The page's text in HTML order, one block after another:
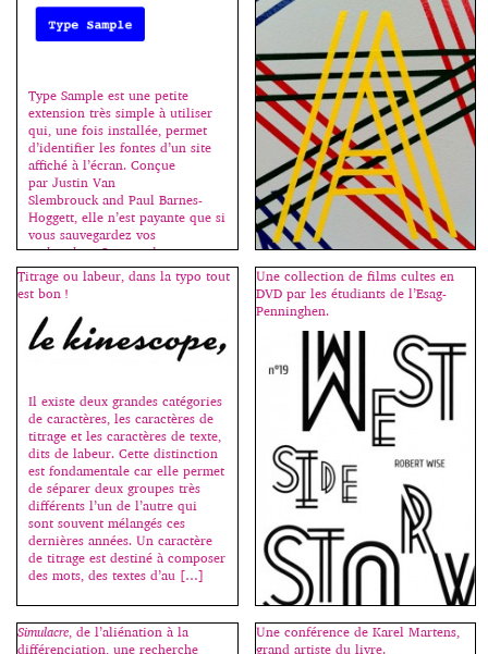
Paris. Une utilisation simple et
radicale de caractères
l’impact recherché. Plus
d’images sur le site […]
ont inventé le concept moderne
de “design” et se sont intéressés
Type Sample est une petite
extension très simple à utiliser
qui, une fois installée, permet
d’identifier les fontes d’un site
affiché à l’écran. Conçue
par Justin Van
Slembrouck and Paul Barnes-
Hoggett, elle n’est payante que si
vous sauvegardez vos
recherches. On peut la
télécharger ici
: www.typesample.com.
[…]
Ils sont mystérieux les Lift
Type… impossible de trouver les
noms de ceux qui forment ce
groupe et distribuent de fontes
gratuites en éditions limitées
(sur une période ou une
quantité définie). C’est jusqu’à
ce soir, on se précipite, merci à
eux ! http://lift-type.fr/
http://lift-type.tumblr.com/
Titrage ou labeur, dans la typo tout
est bon !
Il existe deux grandes catégories
de caractères, les caractères de
titrage et les caractères de texte,
dits de labeur. Cette distinction
est fondamentale car elle permet
de séparer deux groupes très
différents l’un de l’autre qui
sont souvent mélangés ces
dernières années. Un caractère
de titrage est destiné à composer
des mots, des textes d’au […]
Une collection de films cultes en
DVD par les étudiants de l’Esag-
Penninghen.
Simulacre, de l’aliénation à la
différenciation, une recherche
Une conférence de Karel Martens,
grand artiste du livre.